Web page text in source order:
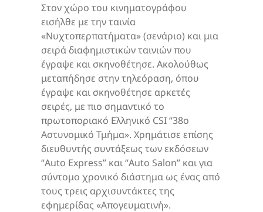
Στον χώρο του κινηματογράφου
εισήλθε με την ταινία
«Νυχτοπερπατήματα» (σενάριο) και μια
σειρά διαφημιστικών ταινιών που
έγραψε και σκηνοθέτησε. Ακολούθως
μεταπήδησε στην τηλεόραση, όπου
έγραψε και σκηνοθέτησε αρκετές
σειρές, με πιο σημαντικό το
πρωτοποριακό Ελληνικό CSI “38o
Αστυνομικό Τμήμα». Χρημάτισε επίσης
διευθυντής συντάξεως των εκδόσεων
“Auto Express” και “Auto Salon” και για
σύντομο χρονικό διάστημα ως ένας από
τους τρεις αρχισυντάκτες της
εφημερίδας «Απογευματινή».